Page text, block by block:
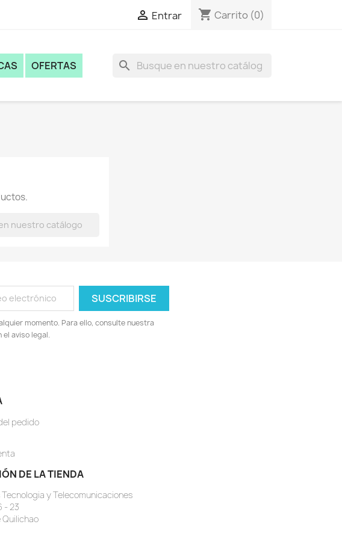
 Entrar shopping_cart Carrito (0)
OFERTAS search
momento. Para ello, consulte nuestra
aviso legal.
pedido
DE LA TIENDA
y Telecomunicaciones
- 23